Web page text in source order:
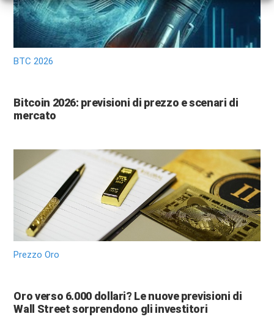
BTC 2026
Bitcoin 2026: previsioni di prezzo e scenari di
mercato
Prezzo Oro
Oro verso 6.000 dollari? Le nuove previsioni di
Wall Street sorprendono gli investitori